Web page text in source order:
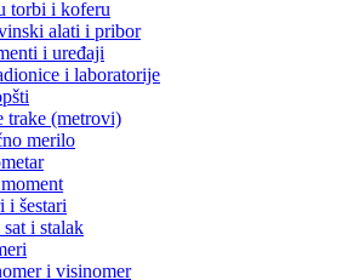
torbi i koferu
alati i pribor
i uređaji
i laboratorije
trake (metrovi)
merilo
i šestari
i stalak
i visinomer